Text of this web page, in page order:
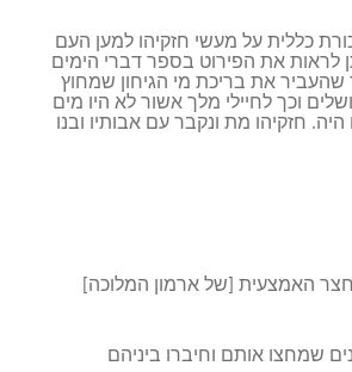
כללית על מעשי חזקיהו למען העם
לראות את הפירוט בספר דברי הימים
שהעביר את בריכת מי הגיחון שמחוץ
וכך לחיילי מלך אשור לא היו מים
היה. חזקיהו מת ונקבר עם אבותיו ובנו
האמצעית [של ארמון המלוכה]